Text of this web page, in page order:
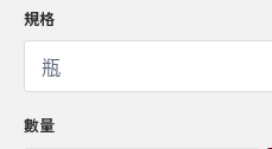
規格
數量